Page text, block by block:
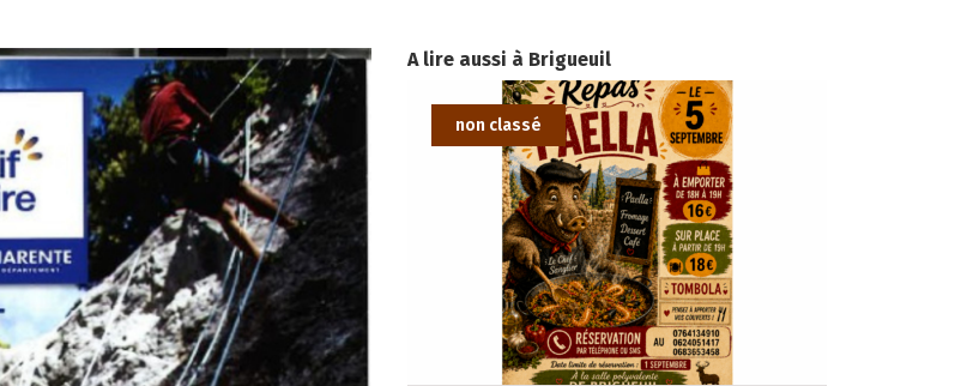
A lire aussi à Brigueuil
non classé non classé